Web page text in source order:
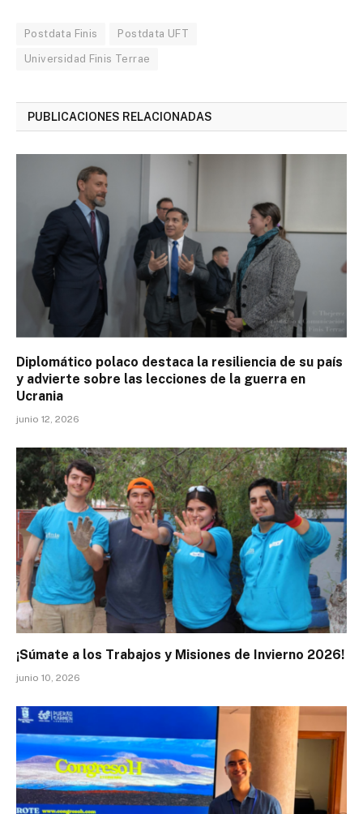
Postdata Finis Postdata UFT
Universidad Finis Terrae
PUBLICACIONES RELACIONADAS
Diplomático polaco destaca la resiliencia de su país
y advierte sobre las lecciones de la guerra en
Ucrania
junio 12, 2026
¡Súmate a los Trabajos y Misiones de Invierno 2026!
junio 10, 2026